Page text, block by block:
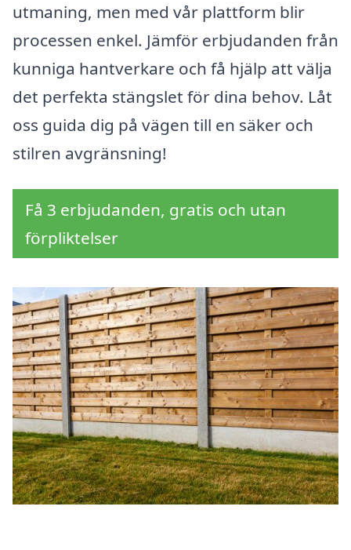
utmaning, men med vår plattform blir
processen enkel. Jämför erbjudanden från
kunniga hantverkare och få hjälp att välja
det perfekta stängslet för dina behov. Låt
oss guida dig på vägen till en säker och
stilren avgränsning!
Få 3 erbjudanden, gratis och utan
förpliktelser